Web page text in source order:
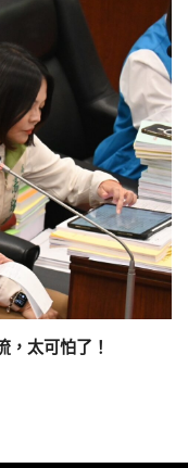
，太可怕了！